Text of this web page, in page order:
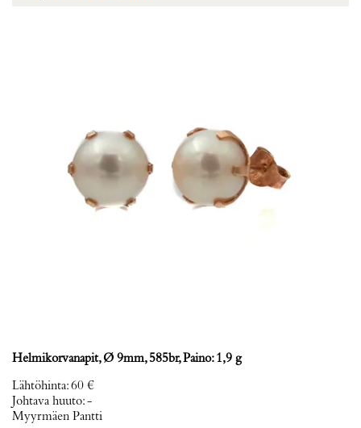
Helmikorvanapit, Ø 9mm, 585br, Paino: 1,9 g
Lähtöhinta:60 €
Johtava huuto:-
Myyrmäen Pantti